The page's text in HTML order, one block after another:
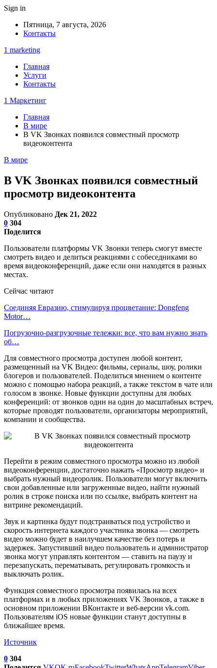
Sign in
Пятница, 7 августа, 2026
Контакты
1 marketing
Главная
Услуги
Контакты
1 Маркетинг
Главная
В мире
В VK Звонках появился совместный просмотр
видеоконтента
В мире
В VK Звонках появился совместный
просмотр видеоконтента
Опубликовано Дек 21, 2022
0 304
Поделится
Пользователи платформы VK Звонки теперь смогут вместе
смотреть видео и делиться реакциями с собеседниками во
время видеоконференций, даже если они находятся в разных
местах.
Сейчас читают
Соединяя Евразию, стимулируя процветание: Dongfeng
Motor…
Погрузочно-разгрузочные тележки: все, что вам нужно знать
об…
Для совместного просмотра доступен любой контент,
размещенный на VK Видео: фильмы, сериалы, шоу, ролики
блогеров и пользователей. Поделиться мнением о контенте
можно с помощью набора реакций, а также текстом в чате или
голосом в звонке. Новые функции доступны для любых
конференций: от звонков один на один до масштабных встреч,
которые проводят пользователи, организаторы мероприятий,
компании и сообщества.
Перейти в режим совместного просмотра можно из любой
видеоконференции, достаточно нажать «Просмотр видео» и
выбрать нужный видеоролик. Пользователи могут включить
свои добавленные или загруженные видео, найти нужный
ролик в строке поиска или по ссылке, выбрать контент на
витрине рекомендаций.
Звук и картинка будут подстраиваться под устройство и
скорость интернета каждого участника звонка — смотреть
видео можно будет в наилучшем качестве без потерь и
задержек. Запустивший видео пользователь и администратор
звонка могут управлять контентом — ставить на паузу и
перезапускать, перематывать, регулировать громкость и
выключать ролик.
Функция совместного просмотра появилась на всех
платформах и в любых приложениях VK Звонков, а также в
основном приложении ВКонтакте и веб-версии vk.com.
Пользователям iOS новые функции станут доступны в
ближайшее время.
Источник
0 304